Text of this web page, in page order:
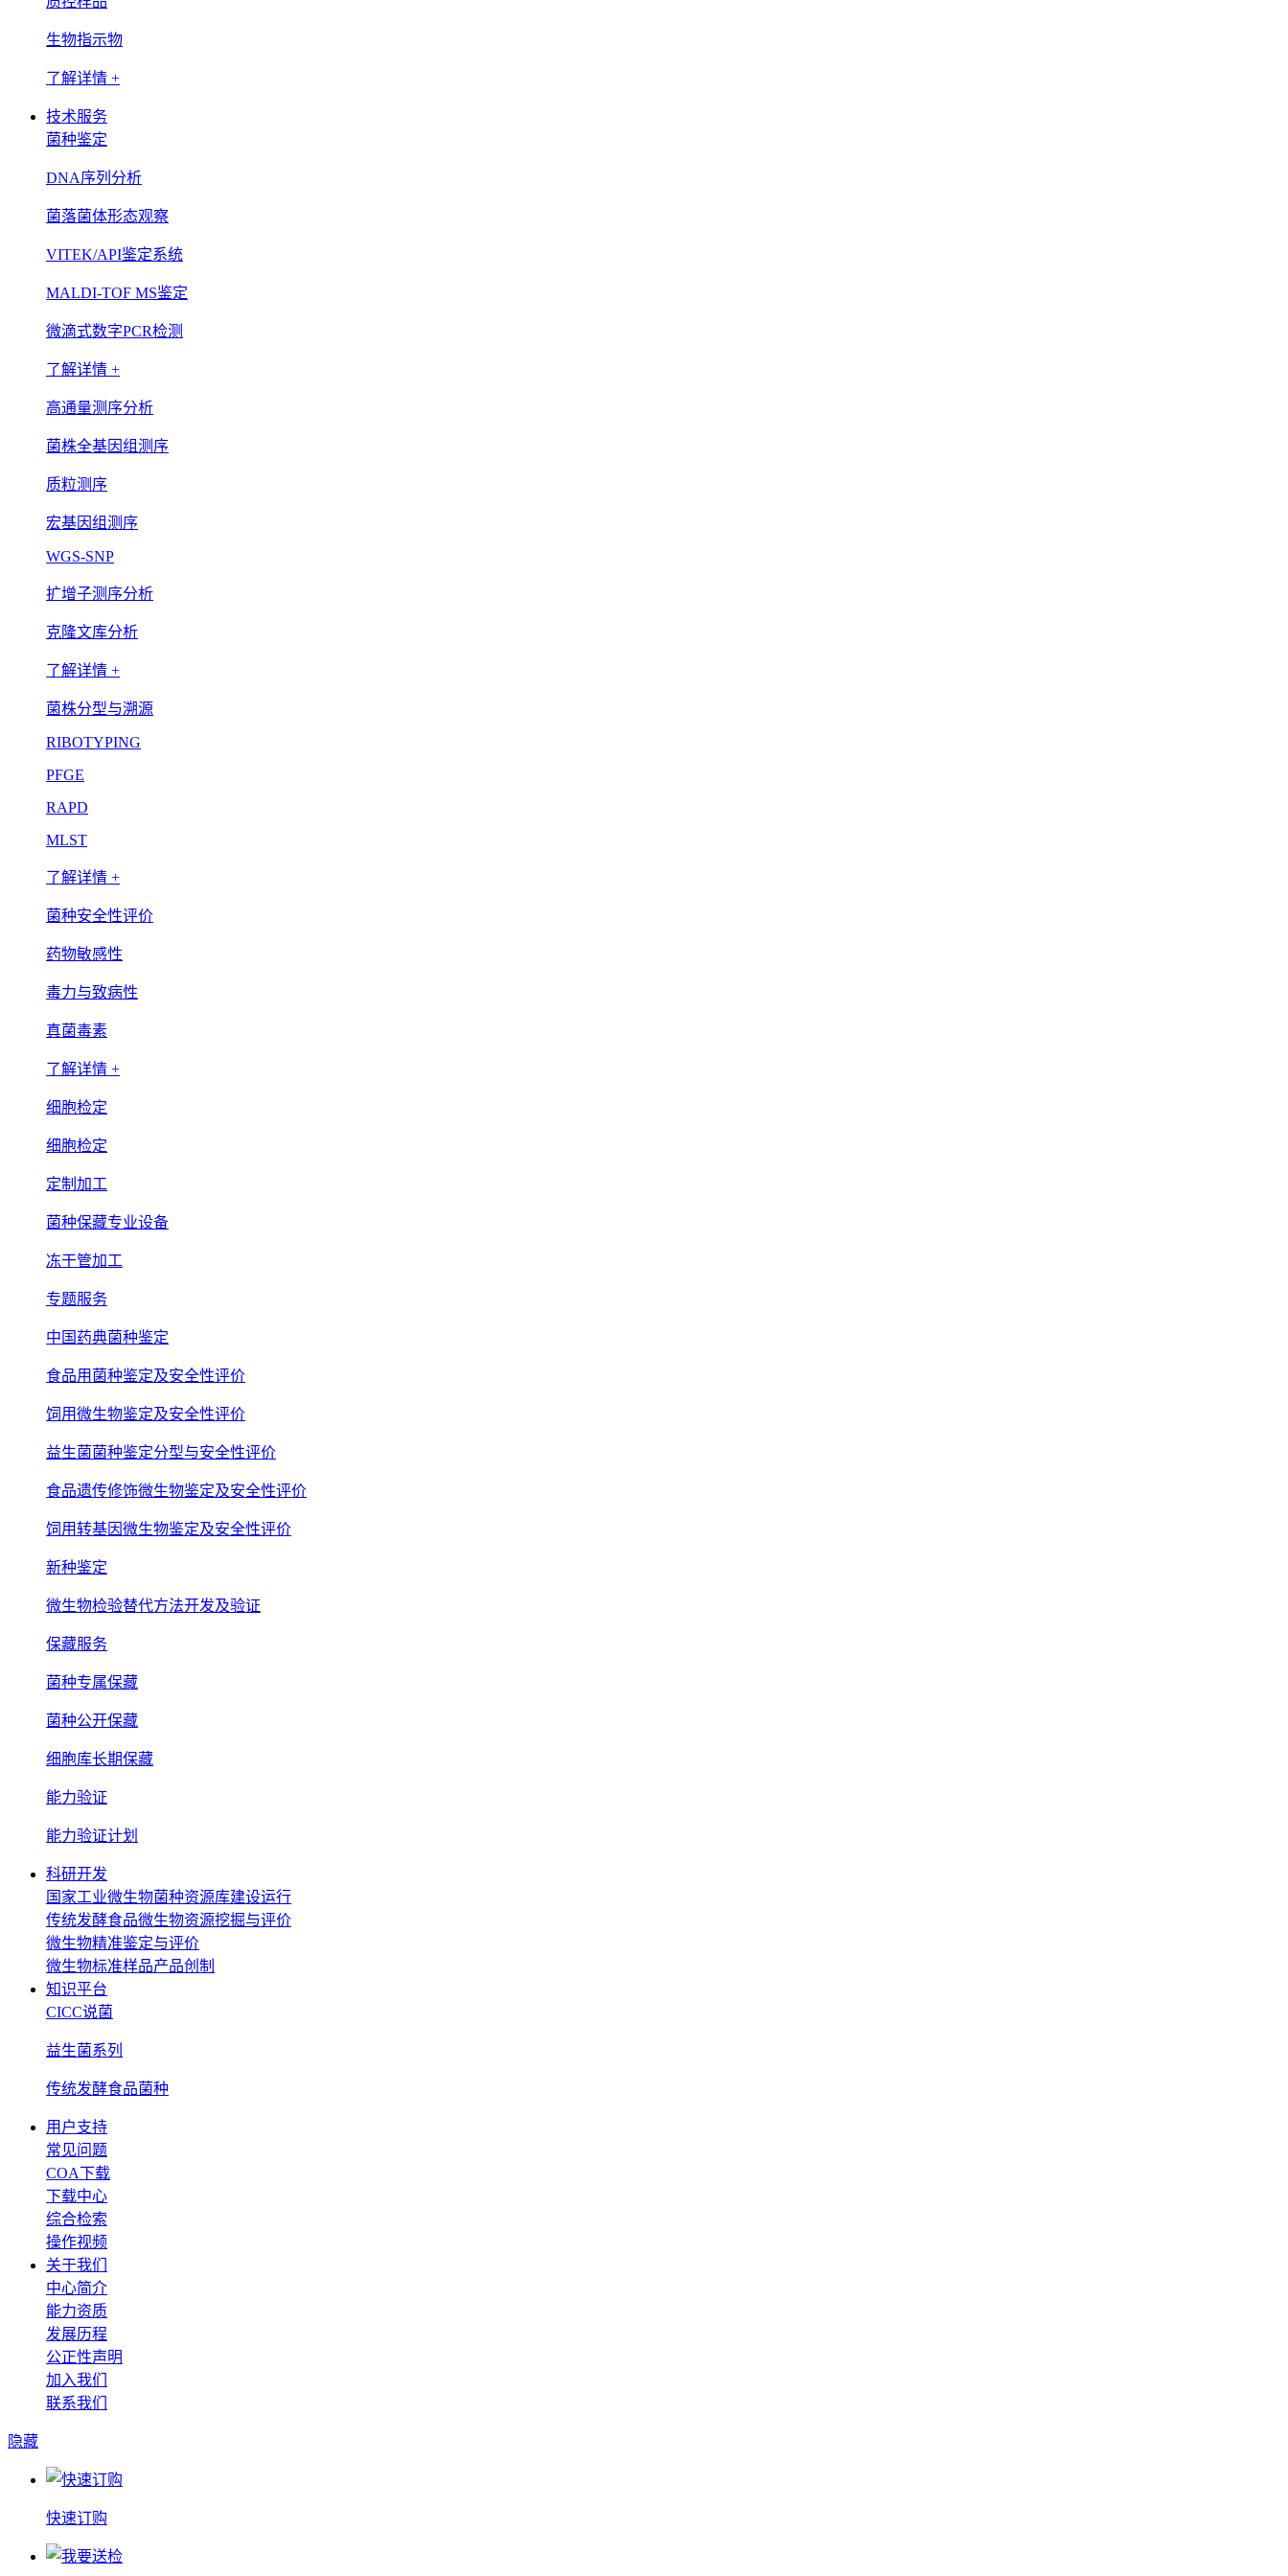
生物指示物
了解详情 +
技术服务
菌种鉴定
DNA序列分析
菌落菌体形态观察
VITEK/API鉴定系统
MALDI-TOF MS鉴定
微滴式数字PCR检测
了解详情 +
高通量测序分析
菌株全基因组测序
质粒测序
宏基因组测序
WGS-SNP
扩增子测序分析
克隆文库分析
了解详情 +
菌株分型与溯源
RIBOTYPING
PFGE
RAPD
MLST
了解详情 +
菌种安全性评价
药物敏感性
毒力与致病性
真菌毒素
了解详情 +
细胞检定
细胞检定
定制加工
菌种保藏专业设备
冻干管加工
专题服务
中国药典菌种鉴定
食品用菌种鉴定及安全性评价
饲用微生物鉴定及安全性评价
益生菌菌种鉴定分型与安全性评价
食品遗传修饰微生物鉴定及安全性评价
饲用转基因微生物鉴定及安全性评价
新种鉴定
微生物检验替代方法开发及验证
保藏服务
菌种专属保藏
菌种公开保藏
细胞库长期保藏
能力验证
能力验证计划
科研开发
国家工业微生物菌种资源库建设运行
传统发酵食品微生物资源挖掘与评价
微生物精准鉴定与评价
微生物标准样品产品创制
知识平台
CICC说菌
益生菌系列
传统发酵食品菌种
用户支持
常见问题
COA下载
下载中心
综合检索
操作视频
关于我们
中心简介
能力资质
发展历程
公正性声明
加入我们
联系我们
隐藏
快速订购